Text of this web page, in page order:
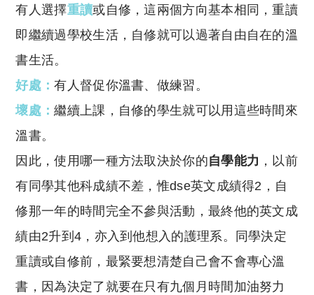
有人選擇重讀或自修，這兩個方向基本相同，重讀
即繼續過學校生活， 自修就可以過著自由自在的溫
書生活。
好處：有人督促你溫書、做練習。
壞處：繼續上課，自修的學生就可以用這些時間來
溫書。
因此，使用哪一種方法取決於你的自學能力 ， 以前
有同學其他科成績不差，惟dse英文成績得2， 自
修那一年的時間完全不參與活動， 最終他的英文成
績由2升到4， 亦入到他想入的護理系。
同學決定
重讀或自修前， 最緊要想清楚自己會不會專心溫
書， 因為決定了就要在只有九個月時間加油努力